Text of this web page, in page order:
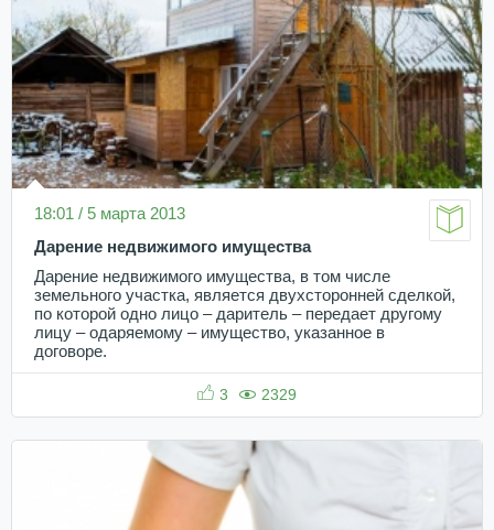
18:01 / 5 марта 2013
Дарение недвижимого имущества
Дарение недвижимого имущества, в том числе
земельного участка, является двухсторонней сделкой,
по которой одно лицо – даритель – передает другому
лицу – одаряемому – имущество, указанное в
договоре.
3 2329